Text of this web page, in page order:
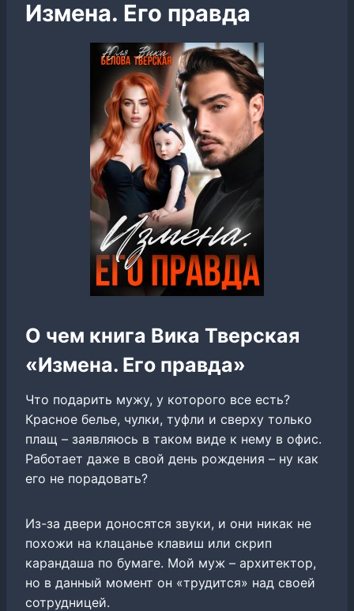
Измена. Его правда
О чем книга Вика Тверская
«Измена. Его правда»
Что подарить мужу, у которого все есть?
Красное белье, чулки, туфли и сверху только
плащ – заявляюсь в таком виде к нему в офис.
Работает даже в свой день рождения – ну как
его не порадовать?
Из-за двери доносятся звуки, и они никак не
похожи на клацанье клавиш или скрип
карандаша по бумаге. Мой муж – архитектор,
но в данный момент он «трудится» над своей
сотрудницей.